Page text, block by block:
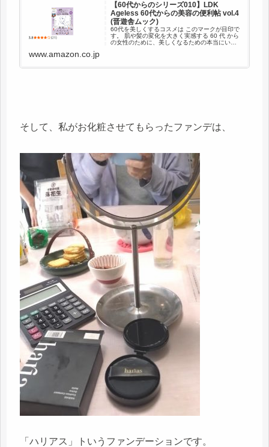
【60代からのシリーズ010】LDK
Ageless 60代からの美容の便利帖 vol.4
(晋遊舎ムック)
60代を美しくするコスメは このマークが目印で
す。 肌や髪の変化を大きく実感する 60 代 から
の女性のために、美しくなるための本当にいい
www.amazon.co.jp
そして、私がお化粧させてもらったファンデは、
「ハリアス」トいうファンデーションです。